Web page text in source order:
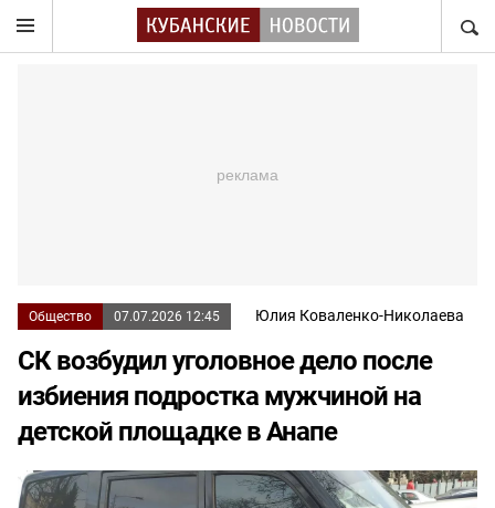
Общество 07.07.2026 12:45 Юлия Коваленко-Николаева
СК возбудил уголовное дело после
избиения подростка мужчиной на
детской площадке в Анапе